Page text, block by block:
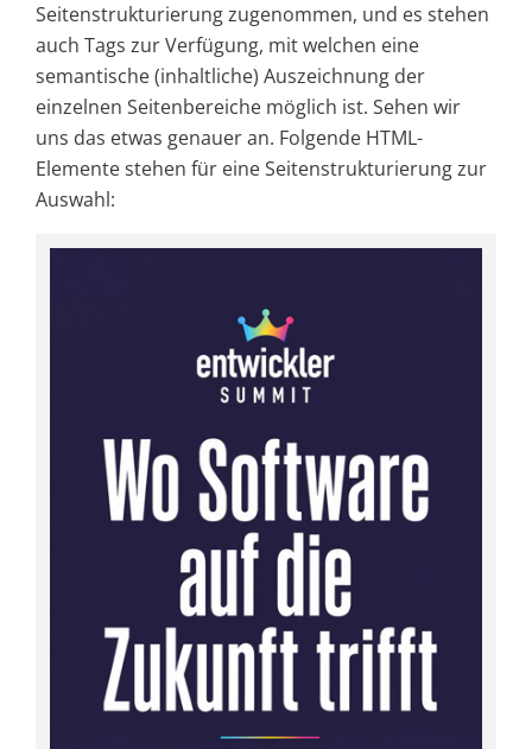
Seitenstrukturierung zugenommen, und es stehen
auch Tags zur Verfügung, mit welchen eine
semantische (inhaltliche) Auszeichnung der
einzelnen Seitenbereiche möglich ist. Sehen wir
uns das etwas genauer an. Folgende HTML-
Elemente stehen für eine Seitenstrukturierung zur
Auswahl: